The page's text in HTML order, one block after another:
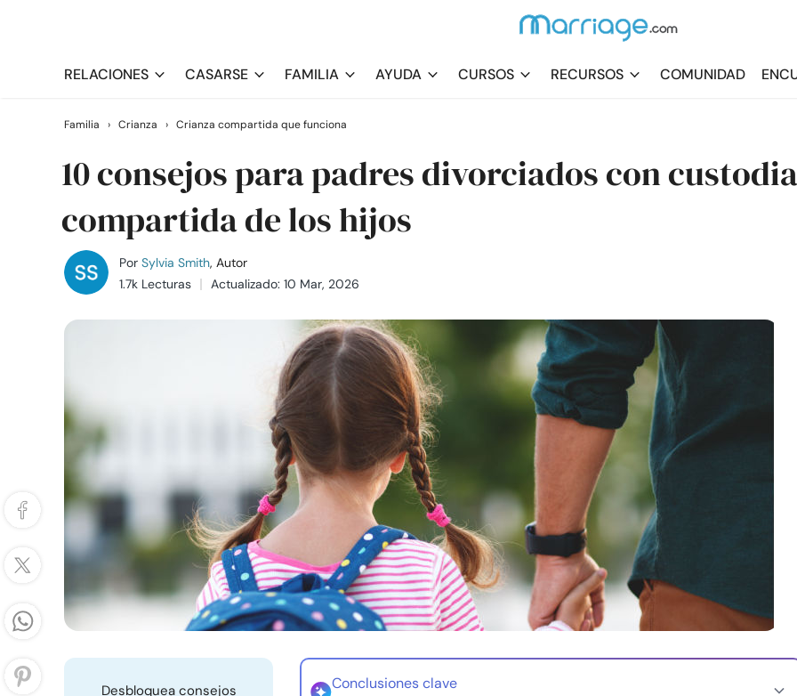
RELACIONES CASARSE FAMILIA AYUDA CURSOS RECURSOS COMUNIDAD
Familia › Crianza › Crianza compartida que funciona
10 consejos para padres divorciados con custodia
compartida de los hijos
Por Sylvia Smith, Autor
1.7k Lecturas
Actualizado: 10 Mar, 2026
Desbloquea consejos
Conclusiones clave